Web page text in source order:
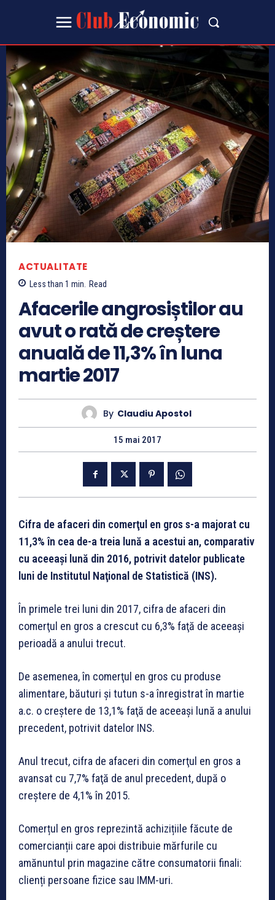
ACTUALITATE
Less than 1 min. Read
Afacerile angrosiștilor au
avut o rată de creștere
anuală de 11,3% în luna
martie 2017
By Claudiu Apostol
15 mai 2017
Cifra de afaceri din comerţul en gros s-a majorat cu
11,3% în cea de-a treia lună a acestui an, comparativ
cu aceeași lună din 2016, potrivit datelor publicate
luni de Institutul Naţional de Statistică (INS).
În primele trei luni din 2017, cifra de afaceri din
comerţul en gros a crescut cu 6,3% faţă de aceeaşi
perioadă a anului trecut.
De asemenea, în comerţul en gros cu produse
alimentare, băuturi şi tutun s-a înregistrat în martie
a.c. o creștere de 13,1% faţă de aceeaşi lună a anului
precedent, potrivit datelor INS.
Anul trecut, cifra de afaceri din comerţul en gros a
avansat cu 7,7% faţă de anul precedent, după o
creştere de 4,1% în 2015.
Comerțul en gros reprezintă achizițiile făcute de
comercianții care apoi distribuie mărfurile cu
amănuntul prin magazine către consumatorii finali:
clienți persoane fizice sau IMM-uri.